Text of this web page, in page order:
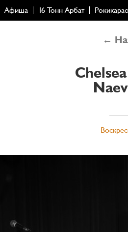
Афиша 16 Тонн Арбат
←